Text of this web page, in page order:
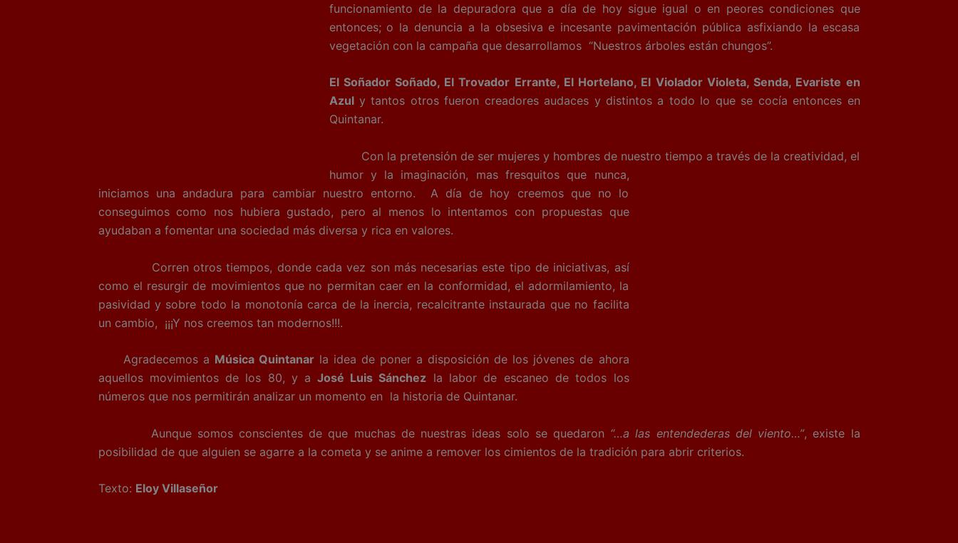
funcionamiento de la depuradora que a día de hoy sigue igual o en peores condiciones que
entonces; o la denuncia a la obsesiva e incesante pavimentación pública asfixiando la escasa
vegetación con la campaña que desarrollamos “Nuestros árboles están chungos”.
El Soñador Soñado, El Trovador Errante, El Hortelano, El Violador Violeta, Senda, Evariste en
Azuly tantos otros fueron creadores audaces y distintos a todo lo que se cocía entonces en
Quintanar.
Con la pretensión de ser mujeres y hombres de nuestro tiempo a través de la creatividad, el
humor y la imaginación, mas fresquitos que nunca,
iniciamos una andadura para cambiar nuestro entorno. A día de hoy creemos que no lo
conseguimos como nos hubiera gustado, pero al menos lo intentamos con propuestas que
ayudaban a fomentar una sociedad más diversa y rica en valores.
Corren otros tiempos, donde cada vez son más necesarias este tipo de iniciativas, así
como el resurgir de movimientos que no permitan caer en la conformidad, el adormilamiento, la
pasividad y sobre todo la monotonía carca de la inercia, recalcitrante instaurada que no facilita
un cambio, ¡¡¡Y nos creemos tan modernos!!!.
Agradecemos a Música Quintanarla idea de poner a disposición de los jóvenes de ahora
aquellos movimientos de los 80, y a José Luis Sánchez la labor de escaneo de todos los
números que nos permitirán analizar un momento en la historia de Quintanar.
Aunque somos conscientes de que muchas de nuestras ideas solo se quedaron “…a las entendederas del viento…”, existe la
posibilidad de que alguien se agarre a la cometa y se anime a remover los cimientos de la tradición para abrir criterios.
Texto: Eloy Villaseñor